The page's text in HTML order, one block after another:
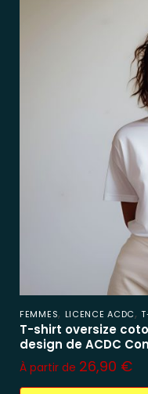
FEMMES, LICENCE ACDC,
T-shirt oversize
design de ACDC
À partir de 26,90 €